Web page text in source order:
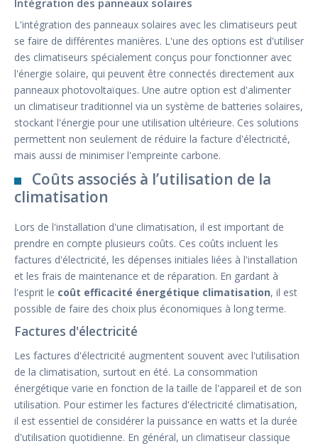
Intégration des panneaux solaires
L'intégration des panneaux solaires avec les climatiseurs peut
se faire de différentes manières. L'une des options est d'utiliser
des climatiseurs spécialement conçus pour fonctionner avec
l'énergie solaire, qui peuvent être connectés directement aux
panneaux photovoltaïques. Une autre option est d'alimenter
un climatiseur traditionnel via un système de batteries solaires,
stockant l'énergie pour une utilisation ultérieure. Ces solutions
permettent non seulement de réduire la facture d'électricité,
mais aussi de minimiser l'empreinte carbone.
Coûts associés à l’utilisation de la
climatisation
Lors de l'installation d'une climatisation, il est important de
prendre en compte plusieurs coûts. Ces coûts incluent les
factures d'électricité, les dépenses initiales liées à l'installation
et les frais de maintenance et de réparation. En gardant à
l'esprit le coût efficacité énergétique climatisation, il est
possible de faire des choix plus économiques à long terme.
Factures d'électricité
Les factures d'électricité augmentent souvent avec l'utilisation
de la climatisation, surtout en été. La consommation
énergétique varie en fonction de la taille de l'appareil et de son
utilisation. Pour estimer les factures d'électricité climatisation,
il est essentiel de considérer la puissance en watts et la durée
d'utilisation quotidienne. En général, un climatiseur classique